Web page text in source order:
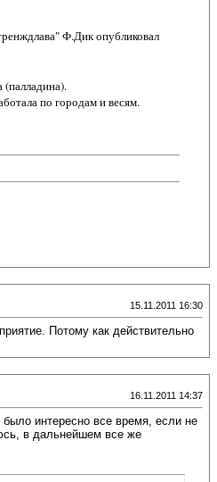
Ф.Дик опубликовал
по городам и весям.
15.11.2011 16:30
Потому как действительно
16.11.2011 14:37
интересно все время, если не
в дальнейшем все же